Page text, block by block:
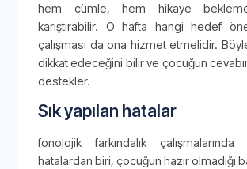
hem cümle, hem hikaye
karıştırabilir. O hafta hangi hedef
çalışması da ona hizmet etmelidir.
dikkat edeceğini bilir ve çocuğun
destekler.
Sık yapılan hatalar
fonolojik farkındalık
hatalardan biri, çocuğun hazır olmadığı